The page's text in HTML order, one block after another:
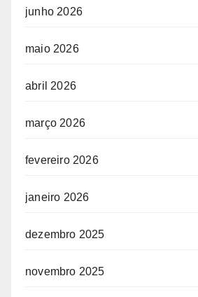
junho 2026
maio 2026
abril 2026
março 2026
fevereiro 2026
janeiro 2026
dezembro 2025
novembro 2025